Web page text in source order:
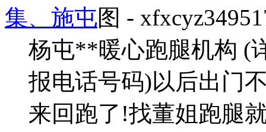
集、施屯图 -
杨屯**暖心跑腿机构 (
报电话号码)以后出门
来回跑了!找董姐跑腿